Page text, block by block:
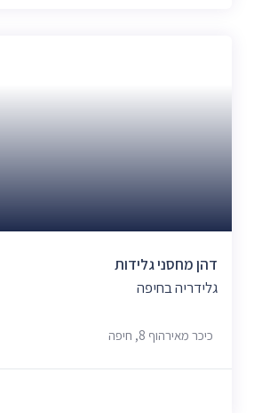
דהן מחסני גלידות
גלידריה בחיפה
כיכר מאירהוף 8, חיפה